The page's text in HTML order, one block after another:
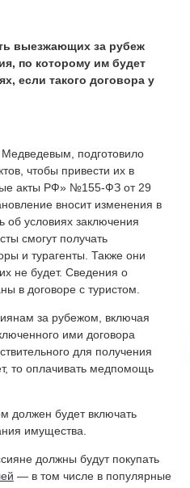
выезжающих за рубеж
по которому им будет
если такого договора у
подготовило
чтобы привести их в
акты РФ» №155-ФЗ от 29
вносит изменения в
об условиях заключения
смогут получать
и турагенты. Также они
не будет. Сведения о
в договоре с туристом.
за рубежом, включая
ими договора
для получения
то оплачивать медпомощь
должен будет включать
имущества.
должны будут покупать
— в том числе в популярные